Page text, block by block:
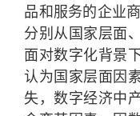
品和服务的企业
分别从国家层面
面对数字化背景
认为国家层面因
失，数字经济中